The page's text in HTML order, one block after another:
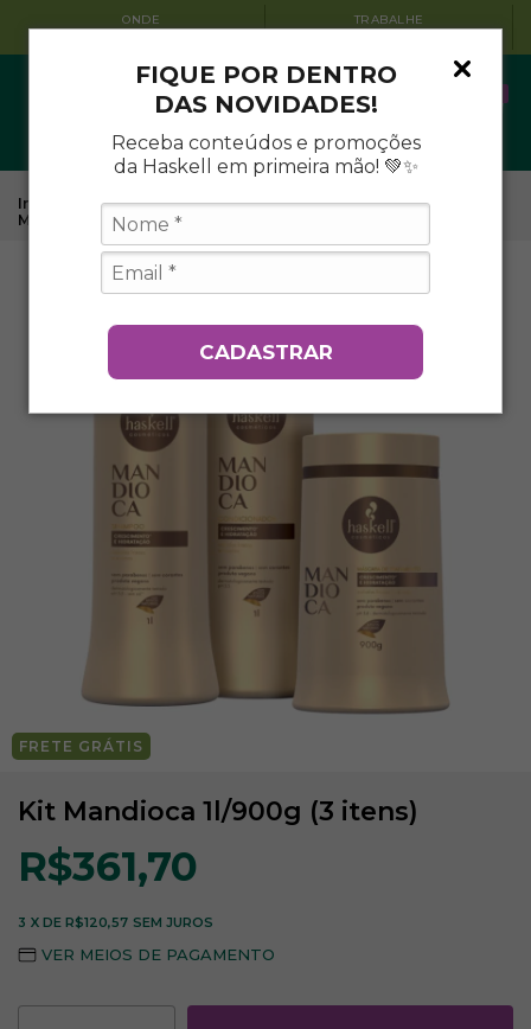
FIQUE POR DENTRO
DAS NOVIDADES!
Receba conteúdos e promoções
da Haskell em primeira mão! 💚✨
CADASTRAR
ONDE
ENCONTRAR
TRABALHE
CONOSCO
Início Tratamentos Capilares Haskell . Mandioca . Kit
Mandioca 1l/900g (3 itens)
FRETE GRÁTIS
Kit Mandioca 1l/900g (3 itens)
R$361,70
3 X DE R$120,57 SEM JUROS
VER MEIOS DE PAGAMENTO